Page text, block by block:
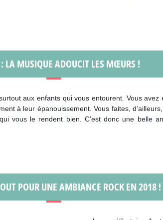
LA MUSIQUE ADOUCIT LES MŒURS !
aux enfants qui vous entourent. Vous avez
à leur épanouissement. Vous faites,
vous le rendent bien. C’est donc une belle
POUR UNE AMBIANCE ROCK EN 2018 !